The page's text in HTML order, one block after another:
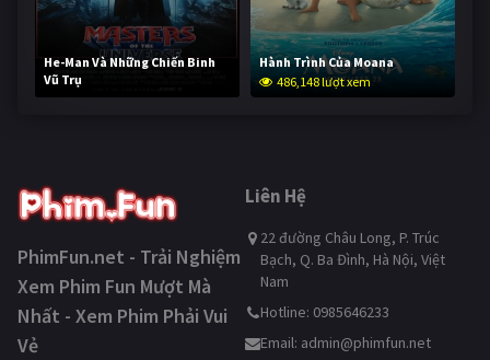
He-Man Và Những Chiến Binh
Vũ Trụ
234,162 lượt xem
Hành Trình Của Moana
486,148 lượt xem
PhimFun.net - Trải Nghiệm
Xem Phim Fun Mượt Mà
Nhất - Xem Phim Phải Vui
Vẻ
Liên Hệ
22 đường Châu Long, P. Trúc
Bạch, Q. Ba Đình, Hà Nội, Việt
Nam
Hotline: 0985646233
Email: admin@phimfun.net